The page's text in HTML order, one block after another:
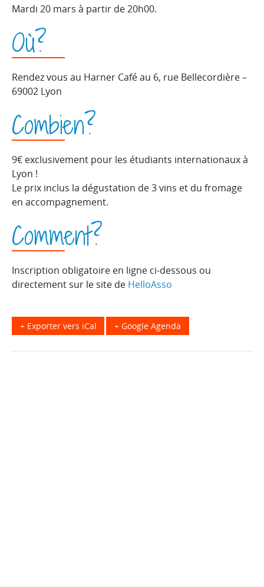
Mardi 20 mars à partir de 20h00.
Où?
Rendez vous au Harner Café au 6, rue Bellecordière –
69002 Lyon
Combien?
9€ exclusivement pour les étudiants internationaux à
Lyon !
Le prix inclus la dégustation de 3 vins et du fromage
en accompagnement.
Comment?
Inscription obligatoire en ligne ci-dessous ou
directement sur le site de HelloAsso
+ Google Agenda
+ Exporter vers iCal